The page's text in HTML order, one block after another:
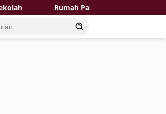
Rumah Pak Toid Kian Layak Huni